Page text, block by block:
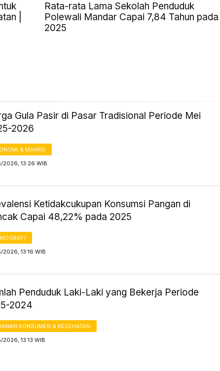
|
Rata-rata Lama Sekolah Penduduk
Polewali Mandar Capai 7,84 Tahun pada
2025
Gula Pasir di Pasar Tradisional Periode Mei
2026
& MAKRO
2026, 13:26 WIB
Ketidakcukupan Konsumsi Pangan di
Capai 48,22% pada 2025
2026, 13:16 WIB
Penduduk Laki-Laki yang Bekerja Periode
2024
KONSUMEN & KESEHATAN
2026, 13:13 WIB